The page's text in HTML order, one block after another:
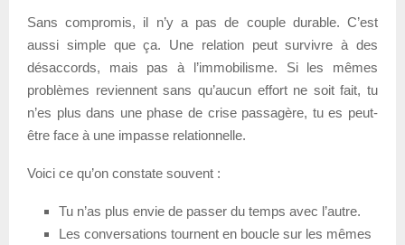
Sans compromis, il n’y a pas de couple durable. C’est
aussi simple que ça. Une relation peut survivre à des
désaccords, mais pas à l’immobilisme. Si les mêmes
problèmes reviennent sans qu’aucun effort ne soit fait, tu
n’es plus dans une phase de crise passagère, tu es peut-
être face à une impasse relationnelle.
Voici ce qu’on constate souvent :
Tu n’as plus envie de passer du temps avec l’autre.
Les conversations tournent en boucle sur les mêmes